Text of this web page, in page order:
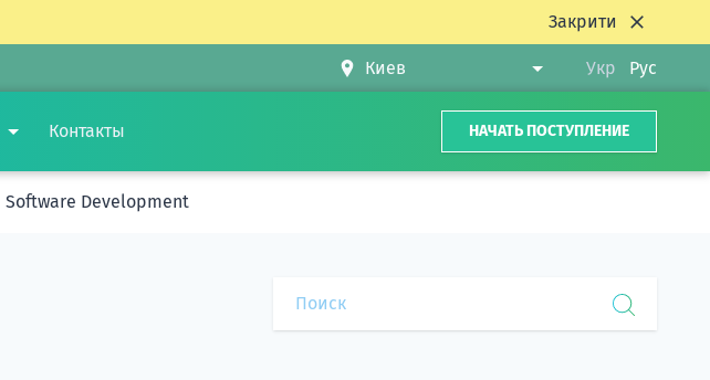
Закрити
Укр Рус
Контакты НАЧАТЬ ПОСТУПЛЕНИЕ
Software Development